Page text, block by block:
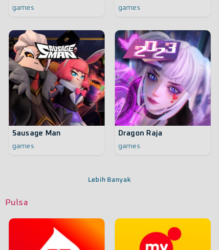
games games
Sausage Man
games
Dragon Raja
games
Lebih Banyak
Pulsa